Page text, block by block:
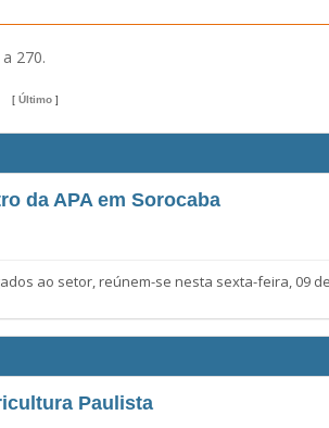
270.
[ Último]
da APA em Sorocaba
ao setor, reúnem-se nesta sexta-feira, 09
Paulista